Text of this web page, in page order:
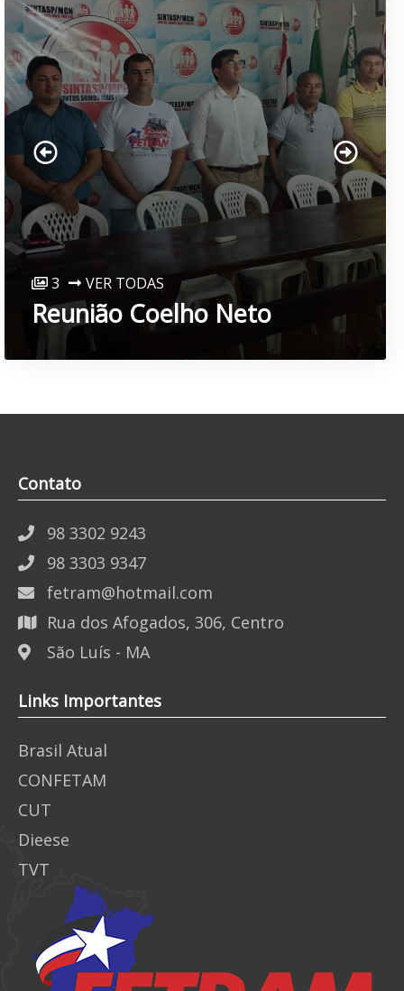
3 VER TODAS
Reunião Coelho Neto
Contato
98 3302 9243
98 3303 9347
fetram@hotmail.com
Rua dos Afogados, 306, Centro
São Luís - MA
Links Importantes
Brasil Atual
CONFETAM
CUT
Dieese
TVT